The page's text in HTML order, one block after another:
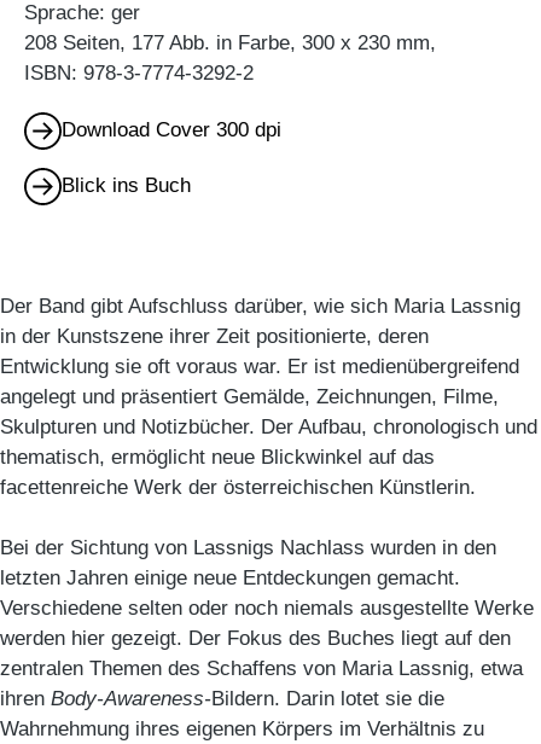
Sprache: ger
208 Seiten, 177 Abb. in Farbe, 300 x 230 mm,
ISBN: 978-3-7774-3292-2
Download Cover 300 dpi
Blick ins Buch
Der Band gibt Aufschluss darüber, wie sich Maria Lassnig
in der Kunstszene ihrer Zeit positionierte, deren
Entwicklung sie oft voraus war. Er ist medienübergreifend
angelegt und präsentiert Gemälde, Zeichnungen, Filme,
Skulpturen und Notizbücher. Der Aufbau, chronologisch und
thematisch, ermöglicht neue Blickwinkel auf das
facettenreiche Werk der österreichischen Künstlerin.
Bei der Sichtung von Lassnigs Nachlass wurden in den
letzten Jahren einige neue Entdeckungen gemacht.
Verschiedene selten oder noch niemals ausgestellte Werke
werden hier gezeigt. Der Fokus des Buches liegt auf den
zentralen Themen des Schaffens von Maria Lassnig, etwa
ihren Body-Awareness-Bildern. Darin lotet sie die
Wahrnehmung ihres eigenen Körpers im Verhältnis zu